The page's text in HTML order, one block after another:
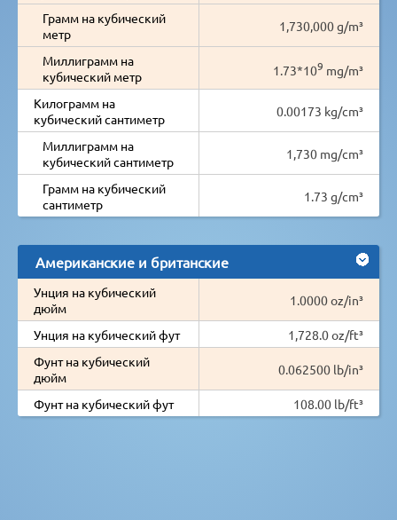
Грамм на кубический
метр
1,730,000 g/m³
Миллиграмм на
кубический метр
1.73*109 mg/m³
Килограмм на
кубический сантиметр
0.00173 kg/cm³
Миллиграмм на
кубический сантиметр
1,730 mg/cm³
Грамм на кубический
сантиметр
1.73 g/cm³
Американские и британские
Унция на кубический
дюйм
1.0000 oz/in³
Унция на кубический фут
1,728.0 oz/ft³
Фунт на кубический
дюйм
0.062500 lb/in³
Фунт на кубический фут 108.00 lb/ft³